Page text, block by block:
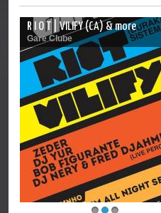
R I O T | VILIFY (CA) & more
Gare Clube